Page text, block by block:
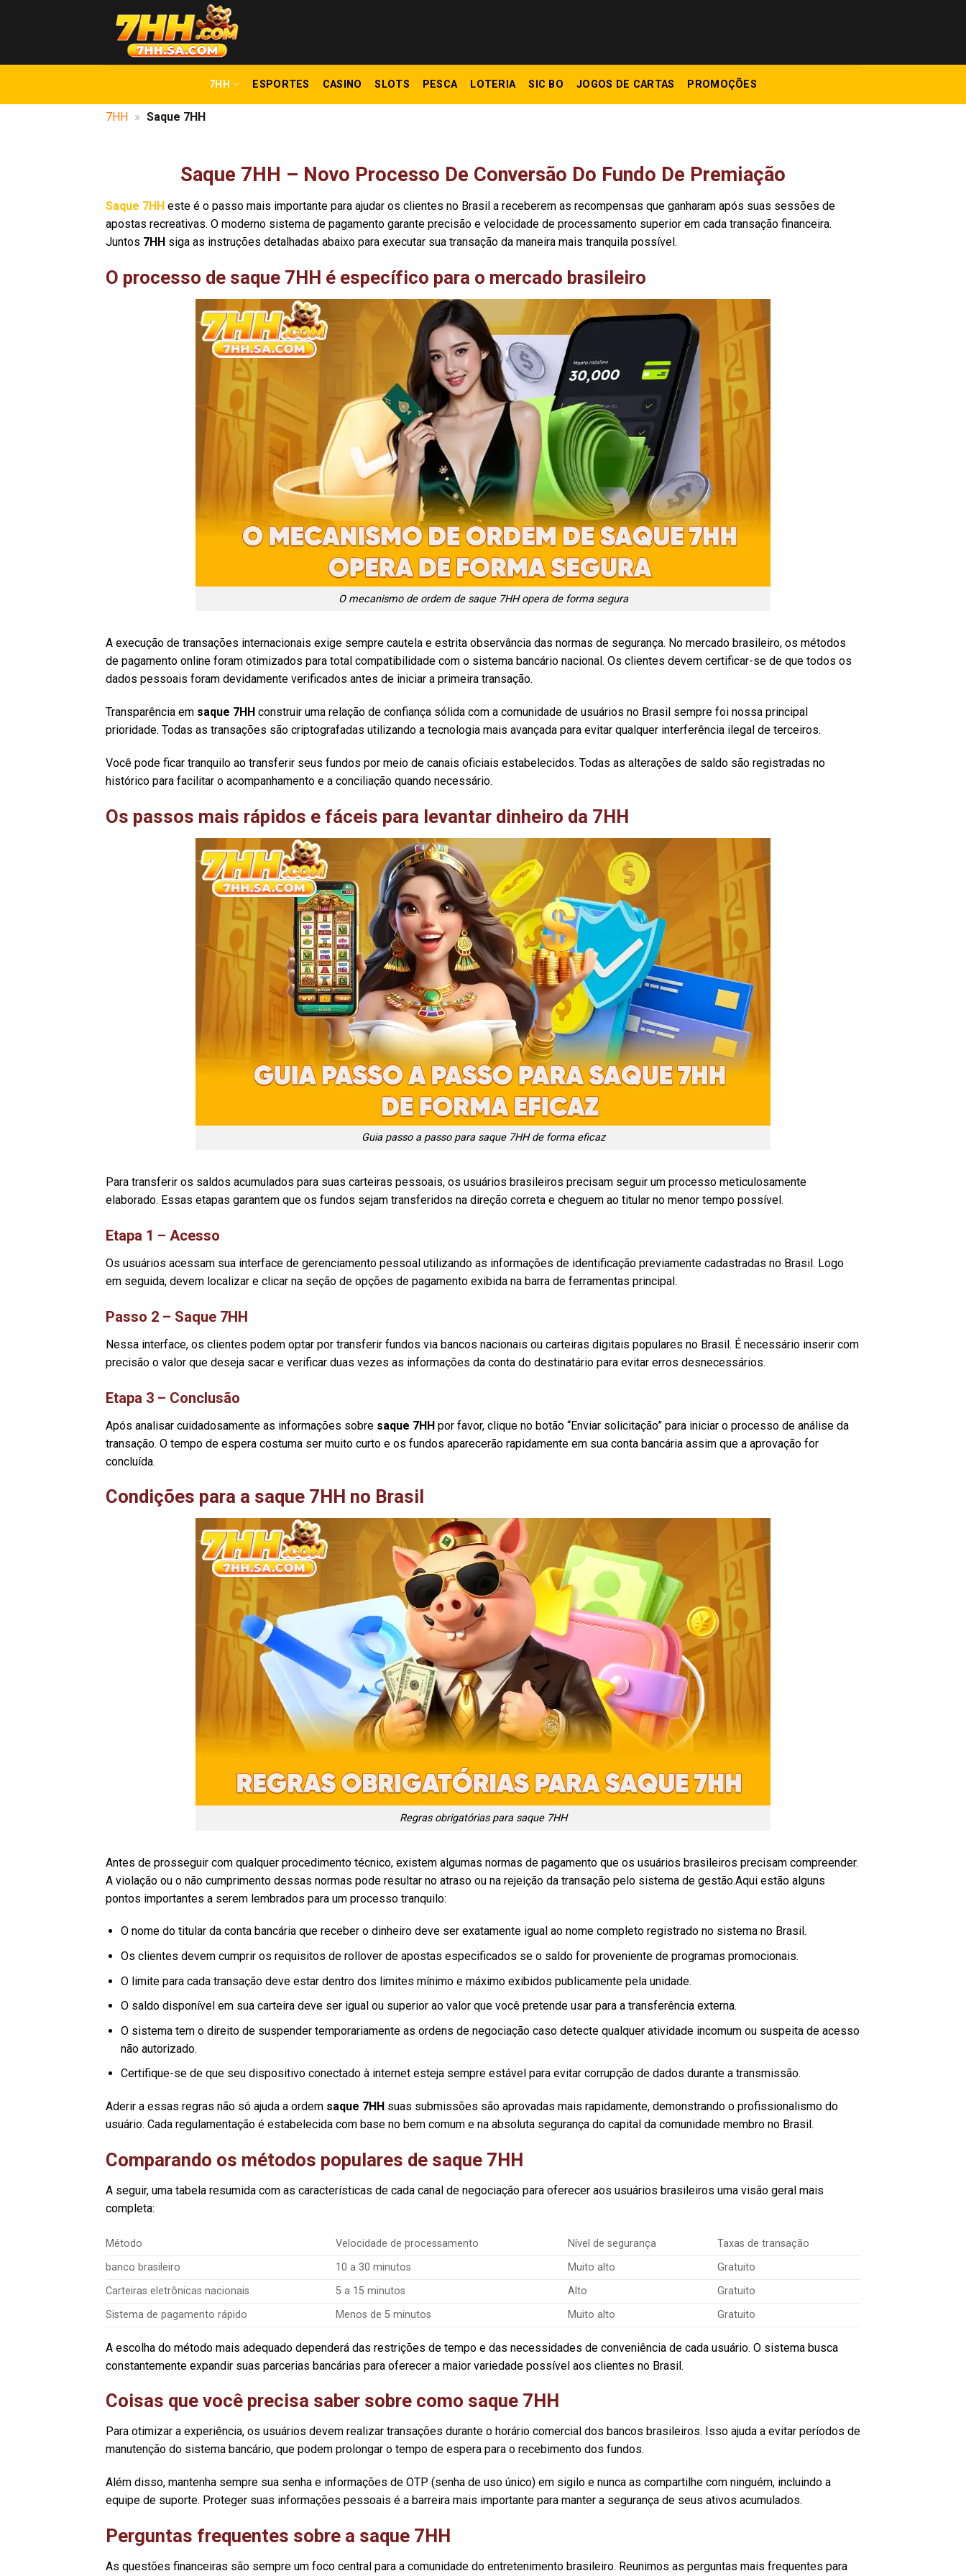
7HH ESPORTES CASINO SLOTS PESCA LOTERIA SIC BO JOGOS DE CARTAS PROMOÇÕES
7HH » Saque 7HH
Saque 7HH – Novo Processo De Conversão Do Fundo De Premiação
Saque 7HH este é o passo mais importante para ajudar os clientes no Brasil a receberem as recompensas que ganharam após suas sessões de
apostas recreativas. O moderno sistema de pagamento garante precisão e velocidade de processamento superior em cada transação financeira.
Juntos 7HH siga as instruções detalhadas abaixo para executar sua transação da maneira mais tranquila possível.
O processo de saque 7HH é específico para o mercado brasileiro
O mecanismo de ordem de saque 7HH opera de forma segura
A execução de transações internacionais exige sempre cautela e estrita observância das normas de segurança. No mercado brasileiro, os métodos
de pagamento online foram otimizados para total compatibilidade com o sistema bancário nacional. Os clientes devem certificar-se de que todos os
dados pessoais foram devidamente verificados antes de iniciar a primeira transação.
Transparência em saque 7HH construir uma relação de confiança sólida com a comunidade de usuários no Brasil sempre foi nossa principal
prioridade. Todas as transações são criptografadas utilizando a tecnologia mais avançada para evitar qualquer interferência ilegal de terceiros.
Você pode ficar tranquilo ao transferir seus fundos por meio de canais oficiais estabelecidos. Todas as alterações de saldo são registradas no
histórico para facilitar o acompanhamento e a conciliação quando necessário.
Os passos mais rápidos e fáceis para levantar dinheiro da 7HH
Guia passo a passo para saque 7HH de forma eficaz
Para transferir os saldos acumulados para suas carteiras pessoais, os usuários brasileiros precisam seguir um processo meticulosamente
elaborado. Essas etapas garantem que os fundos sejam transferidos na direção correta e cheguem ao titular no menor tempo possível.
Etapa 1 – Acesso
Os usuários acessam sua interface de gerenciamento pessoal utilizando as informações de identificação previamente cadastradas no Brasil. Logo
em seguida, devem localizar e clicar na seção de opções de pagamento exibida na barra de ferramentas principal.
Passo 2 – Saque 7HH
Nessa interface, os clientes podem optar por transferir fundos via bancos nacionais ou carteiras digitais populares no Brasil. É necessário inserir com
precisão o valor que deseja sacar e verificar duas vezes as informações da conta do destinatário para evitar erros desnecessários.
Etapa 3 – Conclusão
Após analisar cuidadosamente as informações sobre saque 7HH por favor, clique no botão “Enviar solicitação” para iniciar o processo de análise da
transação. O tempo de espera costuma ser muito curto e os fundos aparecerão rapidamente em sua conta bancária assim que a aprovação for
concluída.
Condições para a saque 7HH no Brasil
Regras obrigatórias para saque 7HH
Antes de prosseguir com qualquer procedimento técnico, existem algumas normas de pagamento que os usuários brasileiros precisam compreender.
A violação ou o não cumprimento dessas normas pode resultar no atraso ou na rejeição da transação pelo sistema de gestão.Aqui estão alguns
pontos importantes a serem lembrados para um processo tranquilo:
O nome do titular da conta bancária que receber o dinheiro deve ser exatamente igual ao nome completo registrado no sistema no Brasil.
Os clientes devem cumprir os requisitos de rollover de apostas especificados se o saldo for proveniente de programas promocionais.
O limite para cada transação deve estar dentro dos limites mínimo e máximo exibidos publicamente pela unidade.
O saldo disponível em sua carteira deve ser igual ou superior ao valor que você pretende usar para a transferência externa.
O sistema tem o direito de suspender temporariamente as ordens de negociação caso detecte qualquer atividade incomum ou suspeita de acesso
não autorizado.
Certifique-se de que seu dispositivo conectado à internet esteja sempre estável para evitar corrupção de dados durante a transmissão.
Aderir a essas regras não só ajuda a ordem saque 7HH suas submissões são aprovadas mais rapidamente, demonstrando o profissionalismo do
usuário. Cada regulamentação é estabelecida com base no bem comum e na absoluta segurança do capital da comunidade membro no Brasil.
Comparando os métodos populares de saque 7HH
A seguir, uma tabela resumida com as características de cada canal de negociação para oferecer aos usuários brasileiros uma visão geral mais
completa:
Método Velocidade de processamento Nível de segurança
Taxas de transação
banco brasileiro
10 a 30 minutos Muito alto
Gratuito
Carteiras eletrônicas nacionais
5 a 15 minutos Alto
Gratuito
Sistema de pagamento rápido
Menos de 5 minutos Muito alto Gratuito
A escolha do método mais adequado dependerá das restrições de tempo e das necessidades de conveniência de cada usuário. O sistema busca
constantemente expandir suas parcerias bancárias para oferecer a maior variedade possível aos clientes no Brasil.
Coisas que você precisa saber sobre como saque 7HH
Para otimizar a experiência, os usuários devem realizar transações durante o horário comercial dos bancos brasileiros. Isso ajuda a evitar períodos de
manutenção do sistema bancário, que podem prolongar o tempo de espera para o recebimento dos fundos.
Além disso, mantenha sempre sua senha e informações de OTP (senha de uso único) em sigilo e nunca as compartilhe com ninguém, incluindo a
equipe de suporte. Proteger suas informações pessoais é a barreira mais importante para manter a segurança de seus ativos acumulados.
Perguntas frequentes sobre a saque 7HH
As questões financeiras são sempre um foco central para a comunidade do entretenimento brasileiro. Reunimos as perguntas mais frequentes para